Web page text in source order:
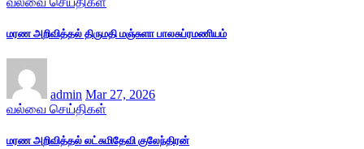
மரண அறிவித்தல் திருமதி மஞ்சுளா பாலசுப்ரமணியம்
admin Mar 27, 2026
வல்வை செய்திகள்
மரண அறிவித்தல் லட்சுமிதேவி குலேந்திரன்